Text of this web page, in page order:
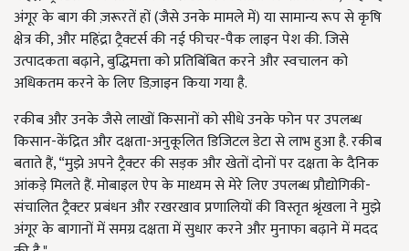
अंगूर के बाग की ज़रूरतें हों (जैसे उनके मामले में) या सामान्य रूप से कृषि
क्षेत्र की, और महिंद्रा ट्रैक्टर्स की नई फीचर-पैक लाइन पेश की. जिसे
उत्पादकता बढ़ाने, बुद्धिमत्ता को प्रतिबिंबित करने और स्वचालन को
अधिकतम करने के लिए डिज़ाइन किया गया है.
रकीब और उनके जैसे लाखों किसानों को सीधे उनके फोन पर उपलब्ध
किसान-केंद्रित और दक्षता-अनुकूलित डिजिटल डेटा से लाभ हुआ है. रकीब
बताते हैं, “मुझे अपने ट्रैक्टर की सड़क और खेतों दोनों पर दक्षता के दैनिक
आंकड़े मिलते हैं. मोबाइल ऐप के माध्यम से मेरे लिए उपलब्ध प्रौद्योगिकी-
संचालित ट्रैक्टर प्रबंधन और रखरखाव प्रणालियों की विस्तृत श्रृंखला ने मुझे
अंगूर के बागानों में समग्र दक्षता में सुधार करने और मुनाफा बढ़ाने में मदद